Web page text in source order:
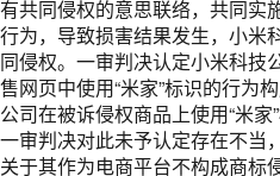
有共同侵权的意思联络，共同实
行为，导致损害结果发生，小米
同侵权。一审判决认定小米科技
售网页中使用“米家”标识的行为
公司在被诉侵权商品上使用“米家
一审判决对此未予认定存在不当
关于其作为电商平台不构成商标